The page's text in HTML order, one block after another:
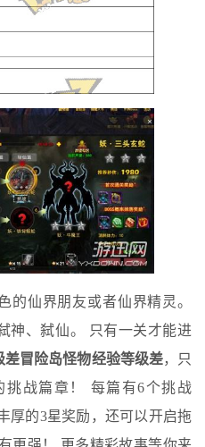
的仙界朋友或者仙界精灵。
神、弑仙。 只有一关才能进
差冒险岛怪物经验等级差，只
挑战篇章！ 每篇有6个挑战
厚的3星奖励，还可以开启拖